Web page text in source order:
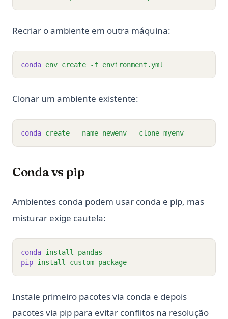
Recriar o ambiente em outra máquina:
conda env create -f environment.yml
Clonar um ambiente existente:
conda create --name newenv --clone myenv
Conda vs pip
Ambientes conda podem usar conda e pip, mas
misturar exige cautela:
conda install
pandas
pip install custom-package
Instale primeiro pacotes via conda e depois
pacotes via pip para evitar conflitos na resolução